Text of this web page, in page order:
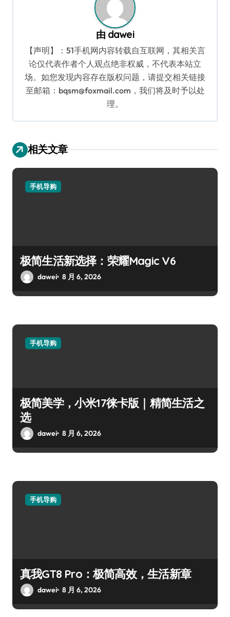
由 dawei
【声明】：51手机网内容转载自互联网，其相关言
论仅代表作者个人观点绝非权威，不代表本站立
场。如您发现内容存在版权问题，请提交相关链接
至邮箱：bqsm@foxmail.com，我们将及时予以处
理。
相关文章
手机导购
极简生活新选择：荣耀Magic V6
dawei 8 月 6, 2026
手机导购
极简美学，小米17徕卡版｜精简生活之
选
dawei 8 月 6, 2026
手机导购
真我GT8 Pro：极简高效，生活新章
dawei 8 月 6, 2026